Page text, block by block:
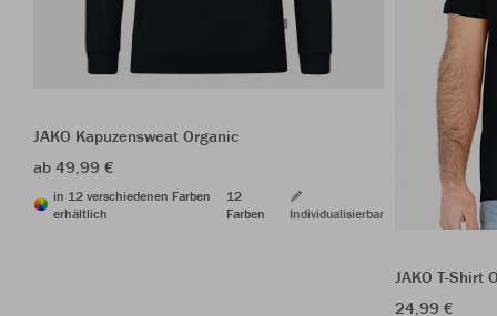
JAKO Kapuzensweat Organic
ab 49,99 €
in 12 verschiedenen Farben
erhältlich
12
Farben
Individualisierbar
JAKO T-Shirt
24,99 €